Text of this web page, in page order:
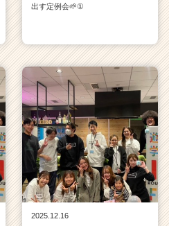
出す定例会🌱①
2025.12.16